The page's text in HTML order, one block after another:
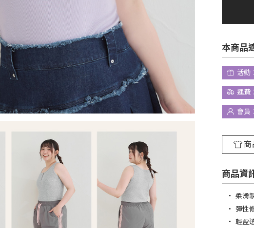
本商品
活動
運費
會員
商
商品資
• 柔滑
• 彈性
• 輕盈